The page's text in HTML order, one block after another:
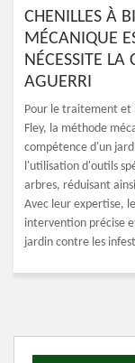
CHENILLES À
MÉCANIQUE
NÉCESSITE
AGUERRI
Pour le traitement et
Fley, la méthode
compétence d'un
l'utilisation d'outils
arbres, réduisant
Avec leur expertise,
intervention précise
jardin contre les